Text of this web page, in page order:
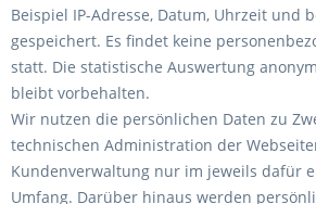
Beispiel IP-Adresse, Datum, Uhrzeit und
gespeichert. Es findet keine
statt. Die statistische Auswertung
bleibt vorbehalten.
Wir nutzen die persönlichen Daten zu
technischen Administration der
Kundenverwaltung nur im jeweils dafür
Umfang. Darüber hinaus werden